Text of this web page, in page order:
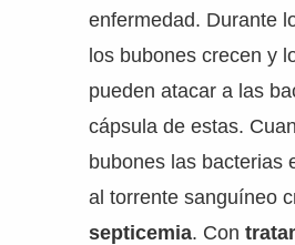
enfermedad. Durante
los bubones crecen y
pueden atacar a las
cápsula de estas.
bubones las bacterias
al torrente sanguíneo
septicemia. Con